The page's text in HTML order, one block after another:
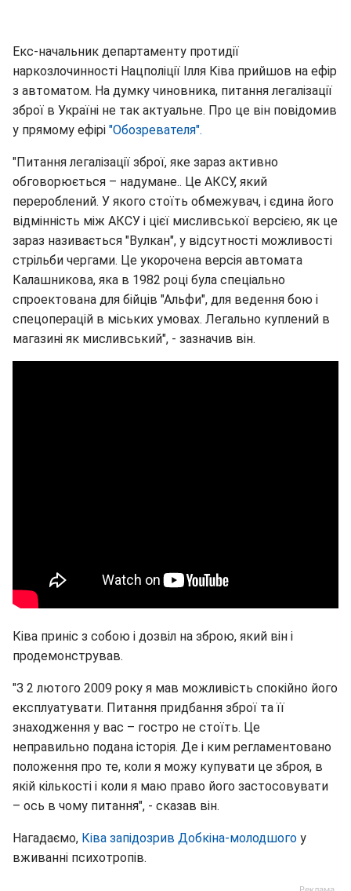
Екс-начальник департаменту протидії
наркозлочинності Нацполіції Ілля Ківа прийшов на ефір
з автоматом. На думку чиновника, питання легалізації
зброї в Україні не так актуальне. Про це він повідомив
у прямому ефірі "Обозревателя".
"Питання легалізації зброї, яке зараз активно
обговорюється – надумане.. Це АКСУ, який
перероблений. У якого стоїть обмежувач, і єдина його
відмінність між АКСУ і цієї мисливської версією, як це
зараз називається "Вулкан", у відсутності можливості
стрільби чергами. Це укорочена версія автомата
Калашникова, яка в 1982 році була спеціально
спроектована для бійців "Альфи", для ведення бою і
спецоперацій в міських умовах. Легально куплений в
магазині як мисливський", - зазначив він.
Ківа приніс з собою і дозвіл на зброю, який він і
продемонстрував.
"З 2 лютого 2009 року я мав можливість спокійно його
експлуатувати. Питання придбання зброї та її
знаходження у вас – гостро не стоїть. Це
неправильно подана історія. Де і ким регламентовано
положення про те, коли я можу купувати це зброя, в
якій кількості і коли я маю право його застосовувати
– ось в чому питання", - сказав він.
Нагадаємо, Ківа запідозрив Добкіна-молодшого у
вживанні психотропів.